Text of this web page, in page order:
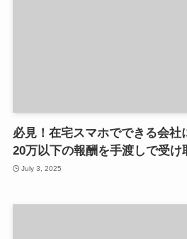
必見！在宅スマホでできる会社
20万以下の報酬を手渡しで受
July 3, 2025